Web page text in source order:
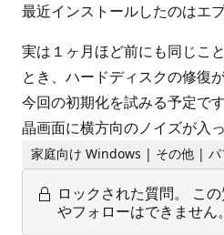
最近インストールしたのはエ
実は１ヶ月ほど前にも同じこ
とき、ハードディスクの修復
今回の初期化を試みる予定で
晶画面に横方向のノイズが入
家庭向け Windows | その他 | パ
ロックされた質問。
こ
やフォローはできません。